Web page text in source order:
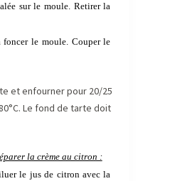
sur le moule. Retirer la
foncer le moule. Couper le
et enfourner pour 20/25
Le fond de tarte doit
la crème au citron :
le jus de citron avec la